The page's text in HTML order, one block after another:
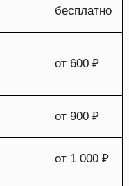
бесплатно
от 600 ₽
от 900 ₽
от 1 000 ₽